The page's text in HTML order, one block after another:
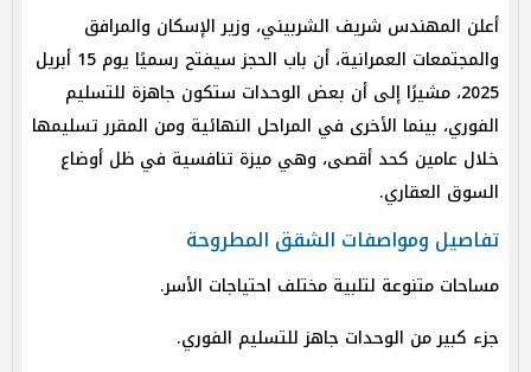
أعلن المهندس شريف الشربيني، وزير الإسكان والمرافق
والمجتمعات العمرانية، أن باب الحجز سيفتح رسميًا يوم 15 أبريل
2025، مشيرًا إلى أن بعض الوحدات ستكون جاهزة للتسليم
الفوري، بينما الأخرى في المراحل النهائية ومن المقرر تسليمها
خلال عامين كحد أقصى، وهي ميزة تنافسية في ظل أوضاع
السوق العقاري.
تفاصيل ومواصفات الشقق المطروحة
مساحات متنوعة لتلبية مختلف احتياجات الأسر.
جزء كبير من الوحدات جاهز للتسليم الفوري.